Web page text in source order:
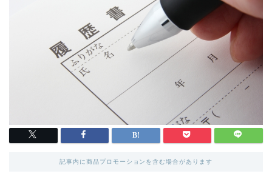
記事内に商品プロモーションを含む場合があります